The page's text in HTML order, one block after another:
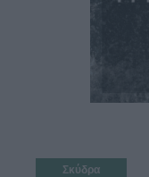
Σκύδρα